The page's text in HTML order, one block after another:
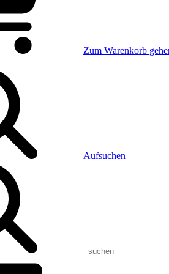
Zum Warenkorb
Aufsuchen